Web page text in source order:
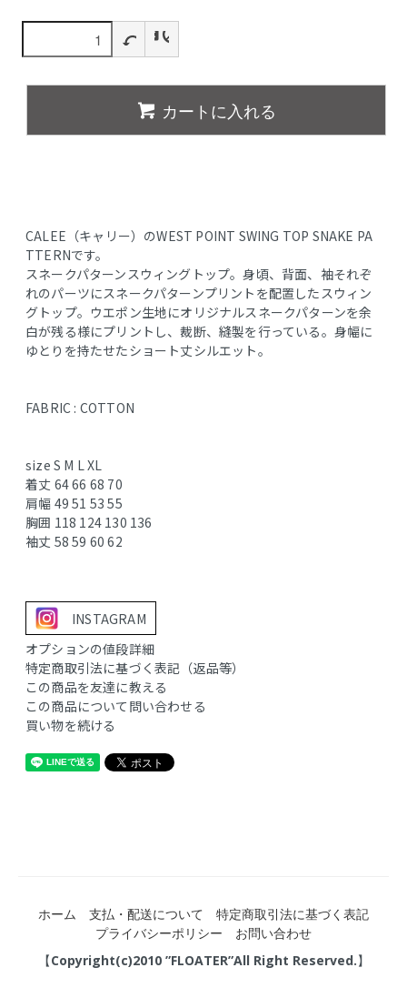
カートに入れる
CALEE（キャリー）のWEST POINT SWING TOP SNAKE PA
TTERNです。
スネークパターンスウィングトップ。身頃、背面、袖それぞ
れのパーツにスネークパターンプリントを配置したスウィン
グトップ。ウエポン生地にオリジナルスネークパターンを余
白が残る様にプリントし、裁断、縫製を行っている。身幅に
ゆとりを持たせたショート丈シルエット。
FABRIC : COTTON
size S M L XL
着丈 64 66 68 70
肩幅 49 51 53 55
胸囲 118 124 130 136
袖丈 58 59 60 62
INSTAGRAM
オプションの値段詳細
特定商取引法に基づく表記（返品等）
この商品を友達に教える
この商品について問い合わせる
買い物を続ける
ホーム 支払・配送について
特定商取引法に基づく表記
プライバシーポリシー
お問い合わせ
【Copyright(c)2010 ”FLOATER”All Right Reserved.】